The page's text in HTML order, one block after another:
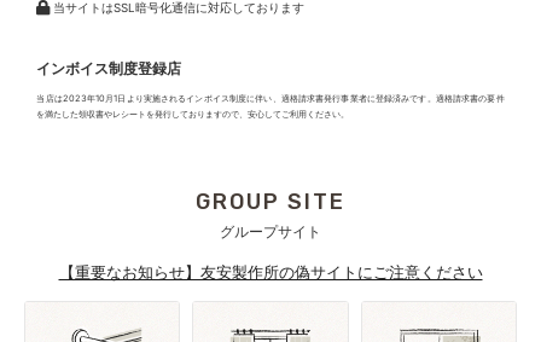
当サイトはSSL暗号化通信に対応しております
インボイス制度登録店
当店は2023年10月1日より実施されるインボイス制度に伴い、適格請求書発行事業者に登録済みです。適格請求書の要件
を満たした領収書やレシートを発行しておりますので、安心してご利用ください。
GROUP SITE
グループサイト
【重要なお知らせ】友安製作所の偽サイトにご注意ください